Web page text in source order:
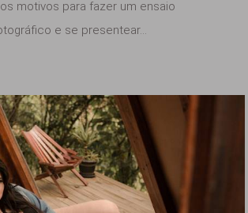
motivos para fazer um ensaio
e se presentear...